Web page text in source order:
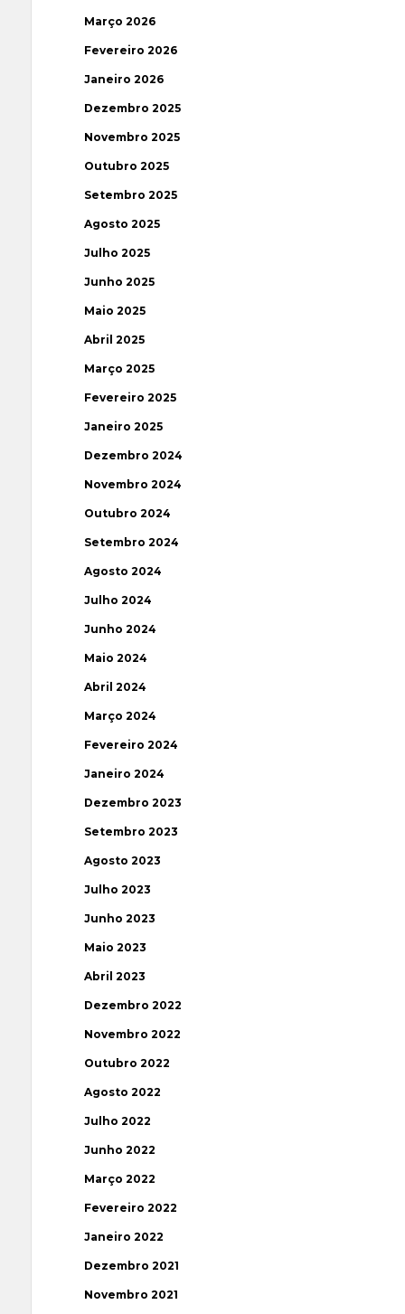
Março 2026
Fevereiro 2026
Janeiro 2026
Dezembro 2025
Novembro 2025
Outubro 2025
Setembro 2025
Agosto 2025
Julho 2025
Junho 2025
Maio 2025
Abril 2025
Março 2025
Fevereiro 2025
Janeiro 2025
Dezembro 2024
Novembro 2024
Outubro 2024
Setembro 2024
Agosto 2024
Julho 2024
Junho 2024
Maio 2024
Abril 2024
Março 2024
Fevereiro 2024
Janeiro 2024
Dezembro 2023
Setembro 2023
Agosto 2023
Julho 2023
Junho 2023
Maio 2023
Abril 2023
Dezembro 2022
Novembro 2022
Outubro 2022
Agosto 2022
Julho 2022
Junho 2022
Março 2022
Fevereiro 2022
Janeiro 2022
Dezembro 2021
Novembro 2021